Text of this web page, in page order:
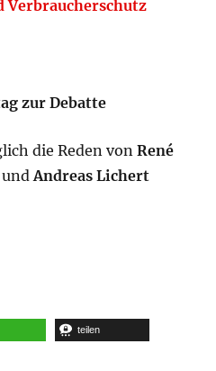
Verbraucherschutz
zur Debatte
die Reden vonRené
undAndreas Lichert
Landtags am 05.
teilen